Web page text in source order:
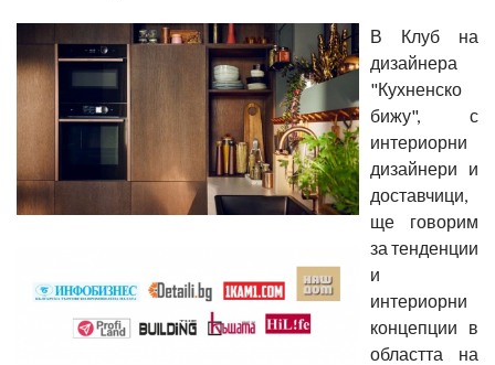
В Клуб на
дизайнера
"Кухненско
бижу", с
интериорни
дизайнери и
доставчици,
ще говорим
за тенденции
и
интериорни
концепции в
областта на